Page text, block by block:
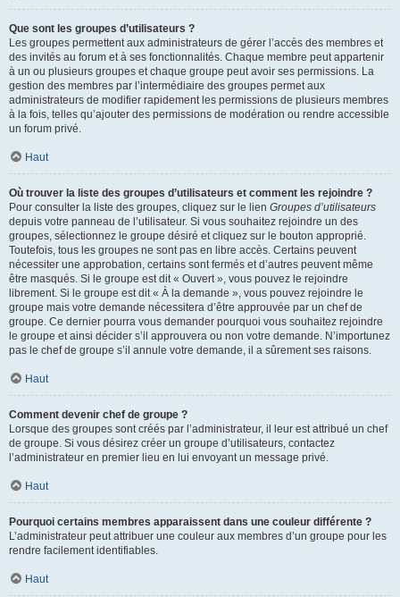
Que sont les groupes d’utilisateurs ?
Les groupes permettent aux administrateurs de gérer l’accès des membres et
des invités au forum et à ses fonctionnalités. Chaque membre peut appartenir
à un ou plusieurs groupes et chaque groupe peut avoir ses permissions. La
gestion des membres par l’intermédiaire des groupes permet aux
administrateurs de modifier rapidement les permissions de plusieurs membres
à la fois, telles qu’ajouter des permissions de modération ou rendre accessible
un forum privé.
Haut
Où trouver la liste des groupes d’utilisateurs et comment les rejoindre ?
Pour consulter la liste des groupes, cliquez sur le lien Groupes d’utilisateurs
depuis votre panneau de l’utilisateur. Si vous souhaitez rejoindre un des
groupes, sélectionnez le groupe désiré et cliquez sur le bouton approprié.
Toutefois, tous les groupes ne sont pas en libre accès. Certains peuvent
nécessiter une approbation, certains sont fermés et d’autres peuvent même
être masqués. Si le groupe est dit « Ouvert », vous pouvez le rejoindre
librement. Si le groupe est dit « À la demande », vous pouvez rejoindre le
groupe mais votre demande nécessitera d’être approuvée par un chef de
groupe. Ce dernier pourra vous demander pourquoi vous souhaitez rejoindre
le groupe et ainsi décider s’il approuvera ou non votre demande. N’importunez
pas le chef de groupe s’il annule votre demande, il a sûrement ses raisons.
Haut
Comment devenir chef de groupe ?
Lorsque des groupes sont créés par l’administrateur, il leur est attribué un chef
de groupe. Si vous désirez créer un groupe d’utilisateurs, contactez
l’administrateur en premier lieu en lui envoyant un message privé.
Haut
Pourquoi certains membres apparaissent dans une couleur différente ?
L’administrateur peut attribuer une couleur aux membres d’un groupe pour les
rendre facilement identifiables.
Haut